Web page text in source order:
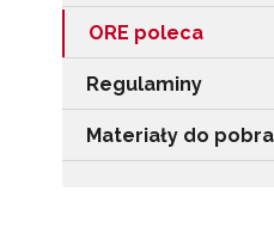
ORE poleca
Regulaminy
Materiały do